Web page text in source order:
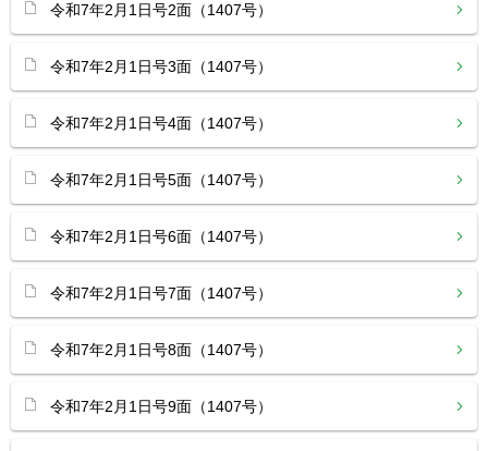
令和7年2月1日号2面（1407号）
令和7年2月1日号3面（1407号）
令和7年2月1日号4面（1407号）
令和7年2月1日号5面（1407号）
令和7年2月1日号6面（1407号）
令和7年2月1日号7面（1407号）
令和7年2月1日号8面（1407号）
令和7年2月1日号9面（1407号）